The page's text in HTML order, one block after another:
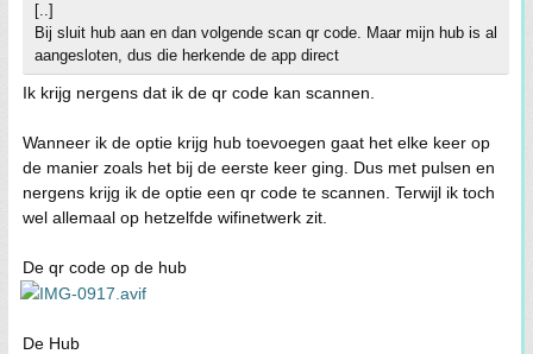
[..]
Bij sluit hub aan en dan volgende scan qr code. Maar mijn hub is al
aangesloten, dus die herkende de app direct
Ik krijg nergens dat ik de qr code kan scannen.
Wanneer ik de optie krijg hub toevoegen gaat het elke keer op
de manier zoals het bij de eerste keer ging. Dus met pulsen en
nergens krijg ik de optie een qr code te scannen. Terwijl ik toch
wel allemaal op hetzelfde wifinetwerk zit.
De qr code op de hub
De Hub